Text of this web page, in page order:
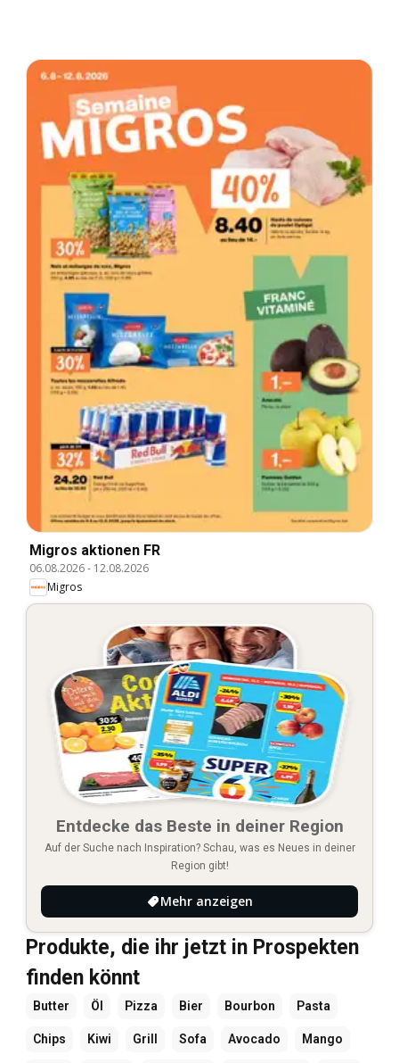
Migros aktionen FR
06.08.2026- 12.08.2026
Migros
Entdecke das Beste in deiner Region
Auf der Suche nach Inspiration? Schau, was es Neues in deiner
Region gibt!
Mehr anzeigen
Produkte, die ihr jetzt in Prospekten
finden könnt
Butter Öl Pizza Bier Bourbon Pasta
Chips Kiwi Grill Sofa Avocado Mango